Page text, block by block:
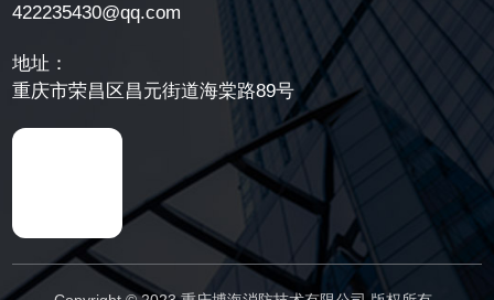
422235430@qq.com
地址：
重庆市荣昌区昌元街道海棠路89号